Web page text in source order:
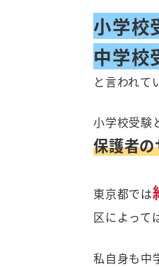
小学校
中学校
と言われて
小学校受験
保護者
東京都では
区によって
私自身も中